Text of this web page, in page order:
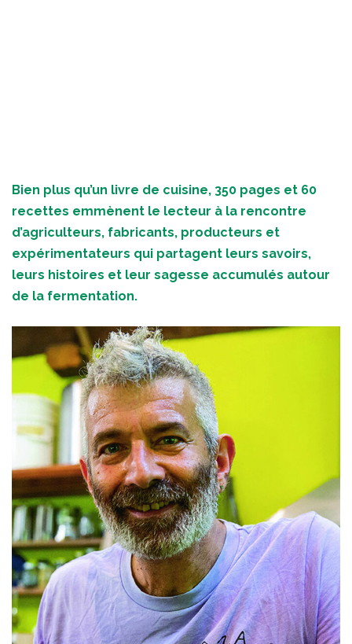
Bien plus qu’un livre de cuisine, 350 pages et 60
recettes emmènent le lecteur à la rencontre
d’agriculteurs, fabricants, producteurs et
expérimentateurs qui partagent leurs savoirs,
leurs histoires et leur sagesse accumulés autour
de la fermentation.